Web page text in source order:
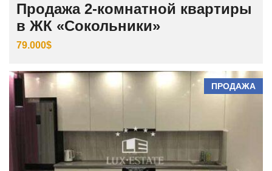
Продажа 2-комнатной квартиры
в ЖК «Сокольники»
79.000$
ПРОДАЖА